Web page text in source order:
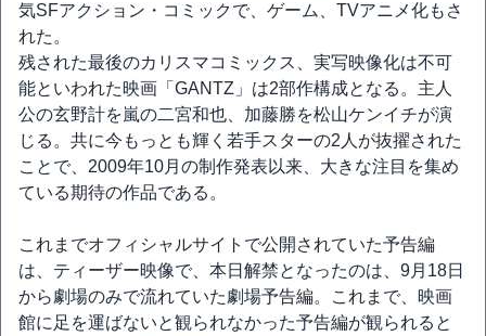
気SFアクション・コミックで、ゲーム、TVアニメ化もさ
れた。
残された最後のカリスマコミックス、実写映像化は不可
能といわれた映画「GANTZ」は2部作構成となる。主人
公の玄野計を嵐の二宮和也、加藤勝を松山ケンイチが演
じる。共に今もっとも輝く若手スターの2人が抜擢された
ことで、2009年10月の制作発表以来、大きな注目を集め
ている期待の作品である。
これまでオフィシャルサイトで公開されていた予告編
は、ティーザー映像で、本日解禁となったのは、9月18日
から劇場のみで流れていた劇場予告編。これまで、映画
館に足を運ばないと観られなかった予告編が観られると